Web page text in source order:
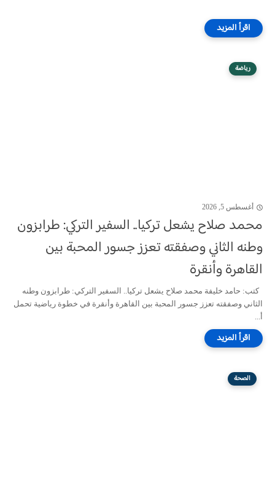
رياضة
أغسطس 5, 2026
محمد صلاح يشعل تركيا.. السفير التركي: طرابزون
وطنه الثاني وصفقته تعزز جسور المحبة بين
القاهرة وأنقرة
كتب: حامد خليفة محمد صلاح يشعل تركيا.. السفير التركي: طرابزون وطنه
الثاني وصفقته تعزز جسور المحبة بين القاهرة وأنقرة في خطوة رياضية تحمل
أ...
الصحة